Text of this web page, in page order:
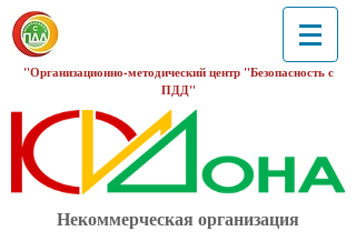
"Организационно-методический центр "Безопасность с
ПДД"
Некоммерческая организация